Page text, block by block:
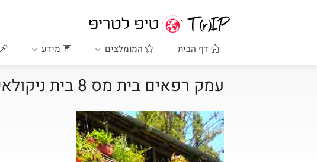
דף הבית המומלצים מידע
עמק רפאים בית מס 8 בית ניקולאי שמידט חלק 3